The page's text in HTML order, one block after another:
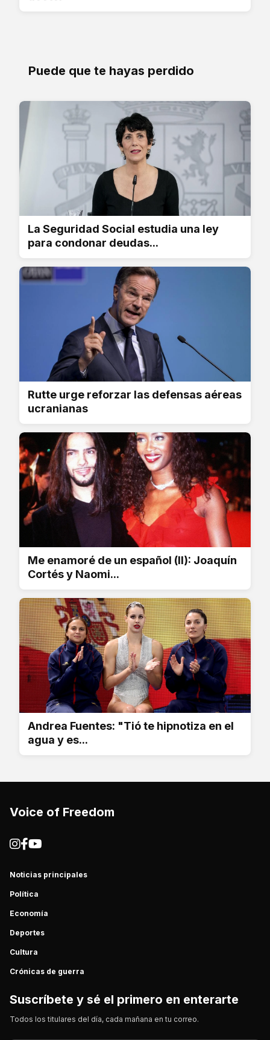
Puede que te hayas perdido
La Seguridad Social estudia una ley
para condonar deudas...
Rutte urge reforzar las defensas aéreas
ucranianas
Me enamoré de un español (II): Joaquín
Cortés y Naomi...
Andrea Fuentes: "Tió te hipnotiza en el
agua y es...
Voice of Freedom
Noticias principales
Política
Economía
Deportes
Cultura
Crónicas de guerra
Suscríbete y sé el primero en enterarte
Todos los titulares del día, cada mañana en tu correo.